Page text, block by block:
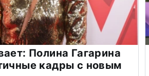
Полина Гагарина
кадры с новым